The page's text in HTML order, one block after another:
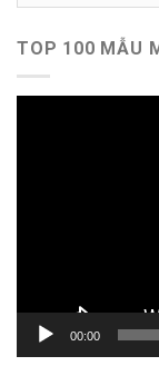
TOP 100 MẪU
00:00